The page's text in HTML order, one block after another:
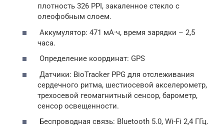
плотность 326 PPI, закаленное стекло с
олеофобным слоем.
Аккумулятор: 471 мА·ч, время зарядки – 2,5
часа.
Определение координат: GPS
Датчики: BioTracker PPG для отслеживания
сердечного ритма, шестиосевой акселерометр,
трехосевой геомагнитный сенсор, барометр,
сенсор освещенности.
Беспроводная связь: Bluetooth 5.0, Wi-Fi 2,4 ГГц.